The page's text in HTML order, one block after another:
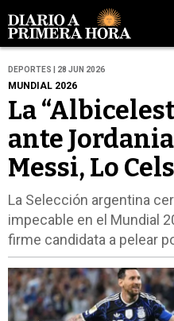
DEPORTES | 28 JUN 2026
MUNDIAL 2026
La
ante
Messi, Lo
La Selección argentina
impecable en el Mundial
firme candidata a pelear